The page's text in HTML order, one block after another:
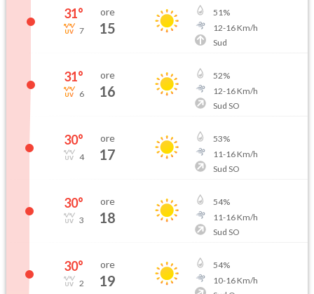
31°
7
ore
15
51%
12-16Km/h
Sud
31°
6
ore
16
52%
12-16Km/h
Sud SO
30°
4
ore
17
53%
11-16Km/h
Sud SO
30°
3
ore
18
54%
11-16Km/h
Sud SO
30°
2
ore
19
54%
10-16Km/h